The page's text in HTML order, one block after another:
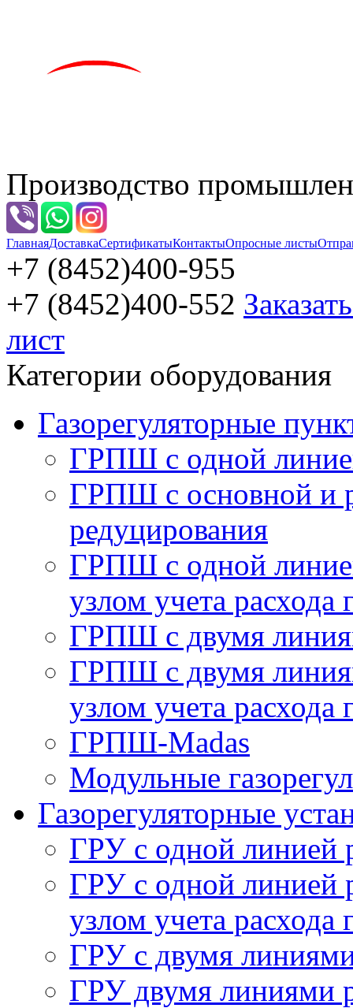
Производство
ГлавнаяДоставкаСертификатыКонтактыОпросные листы
+7 (8452)400-955
+7 (8452)400-552
лист
Категории оборудования
Газорегуляторные
ГРПШ с одной
ГРПШ с основной и
редуцирования
ГРПШ с одной
узлом учета расхода
ГРПШ с двумя
ГРПШ с двумя
узлом учета расхода
ГРПШ-Madas
Модульные
Газорегуляторные
ГРУ с одной линией
ГРУ с одной линией
узлом учета расхода
ГРУ с двумя
ГРУ двумя линиями